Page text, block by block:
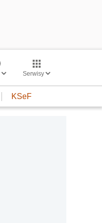
Serwisy
KSeF